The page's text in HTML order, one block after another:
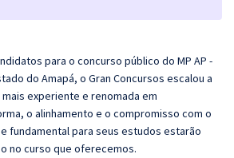
para o concurso público do MP AP -
do Amapá, o Gran Concursos escalou a
experiente e renomada em
o alinhamento e o compromisso com o
fundamental para seus estudos estarão
no curso que oferecemos.